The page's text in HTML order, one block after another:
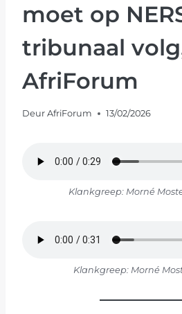
moet op
tribunaal
AfriForum
Deur AfriForum 13/02/2026
Klankgreep: Morné
Klankgreep: Morné